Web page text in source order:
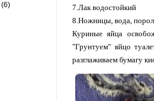
(6)
7.Лак водостойкий
8.Ножницы, вода,
Куриные яйца
"Грунтуем" яйцо
разглаживаем бумагу